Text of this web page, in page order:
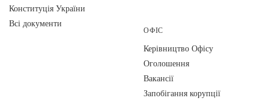
Конституція України
Всі документи
ОФІС
Керівництво Офісу
Оголошення
Вакансії
Запобігання корупції